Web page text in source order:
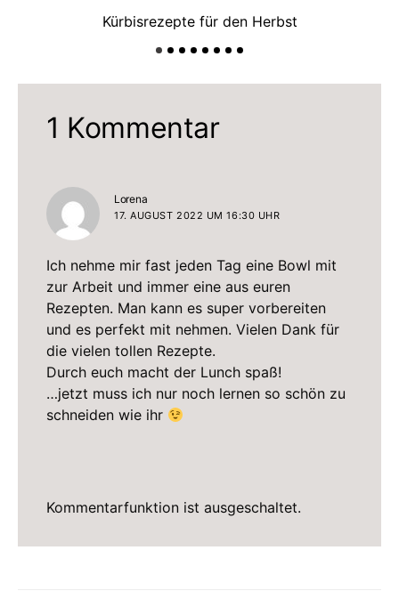
Kürbisrezepte für den Herbst
1 Kommentar
Lorena
17. AUGUST 2022 UM 16:30 UHR
Ich nehme mir fast jeden Tag eine Bowl mit
zur Arbeit und immer eine aus euren
Rezepten. Man kann es super vorbereiten
und es perfekt mit nehmen. Vielen Dank für
die vielen tollen Rezepte.
Durch euch macht der Lunch spaß!
…jetzt muss ich nur noch lernen so schön zu
schneiden wie ihr
Kommentarfunktion ist ausgeschaltet.